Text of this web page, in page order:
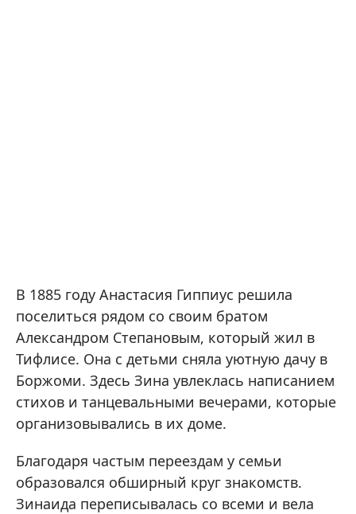
В 1885 году Анастасия Гиппиус решила
поселиться рядом со своим братом
Александром Степановым, который жил в
Тифлисе. Она с детьми сняла уютную дачу в
Боржоми. Здесь Зина увлеклась написанием
стихов и танцевальными вечерами, которые
организовывались в их доме.
Благодаря частым переездам у семьи
образовался обширный круг знакомств.
Зинаида переписывалась со всеми и вела